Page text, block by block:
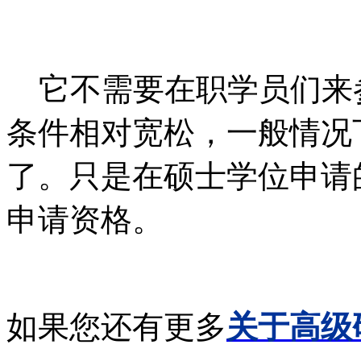
它不需要在职学员们来
条件相对宽松，一般情
了。只是在硕士学位申
申请资格。
如果您还有更多关于高